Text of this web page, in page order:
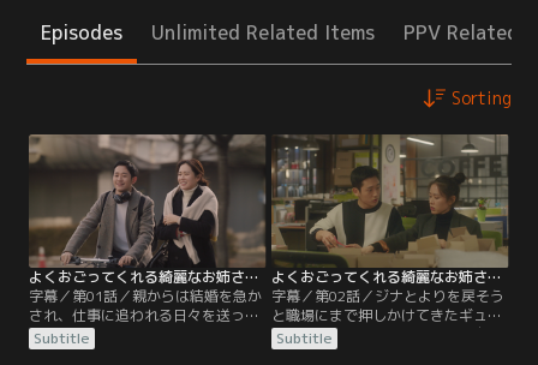
Episodes Unlimited Related Items PPV Related
Sorting
よくおごってくれる綺麗なお姉さん 日本編集版 第01話／字幕
字幕／第01話／親からは結婚を急か
され、仕事に追われる日々を送って
いたジナ。そんなある日、ジナは信
じていた恋人ギュミンに別れを告げ
Subtitle
よくおごってくれる綺麗なお姉さん 日本編集版 第02話／字幕
字幕／第02話／ジナとよりを戻そう
と職場にまで押しかけてきたギュミ
ン。そこへジュニが居合わせ、自分
がジナの彼氏だと言いギュミンを追
Subtitle